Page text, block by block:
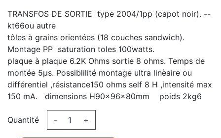
TRANSFOS DE SORTIE type 2004/1pp (capot noir). --
kt66ou autre
tôles à grains orientées (18 couches sandwich).
Montage PP saturation toles 100watts.
plaque à plaque 6.2K Ohms sortie 8 ohms. Temps de
montée 5μs. Possiblilité montage ultra linèaire ou
différentiel ,résistance150 ohms self 8 H ,intensité max
150 mA. dimensions H90x96x80mm poids 2kg6
Quantité - +